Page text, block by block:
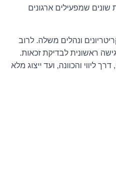
שונים שמפעילים ארגונים
ונהלים משלה. לרוב
ראשונית לבדיקת זכאות.
ליווי והכוונה, ועד ייצוג מלא